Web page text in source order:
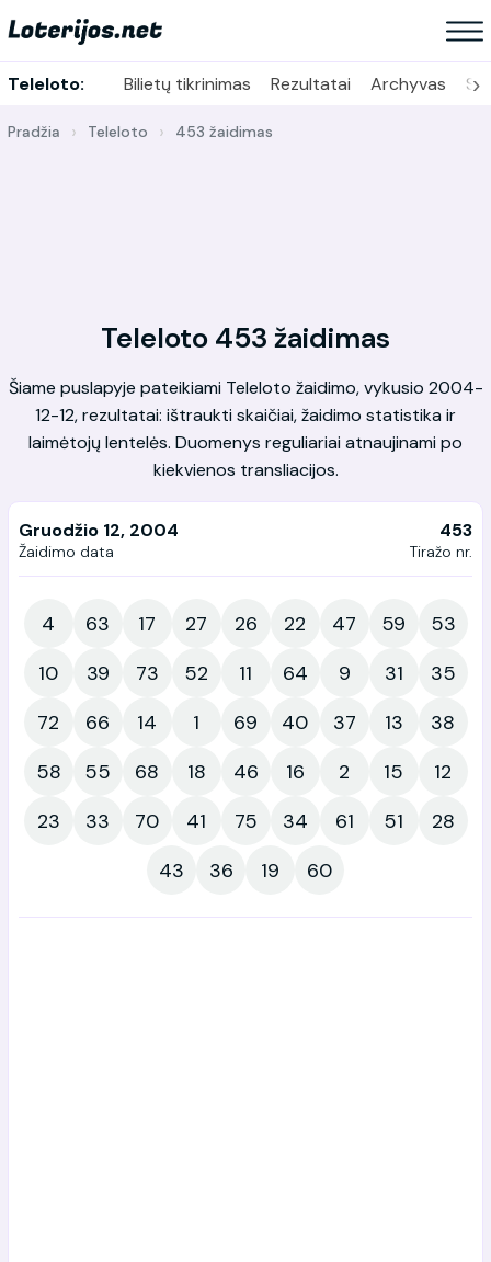
Teleloto: Bilietų tikrinimas Rezultatai Archyvas ›
Pradžia Teleloto 453 žaidimas
Teleloto 453 žaidimas
Šiame puslapyje pateikiami Teleloto žaidimo, vykusio 2004-
12-12, rezultatai: ištraukti skaičiai, žaidimo statistika ir
laimėtojų lentelės. Duomenys reguliariai atnaujinami po
kiekvienos transliacijos.
Gruodžio 12, 2004
Žaidimo data
453
Tiražo nr.
4 63 17 27 26 22 47 59
53
10
39 73 52 11 64 9 31
35
72
66 14 1 69 40 37 13
38
58
55 68 18 46 16 2 15
12
23
33 70 41 75 34 61 51
28
43
36 19 60